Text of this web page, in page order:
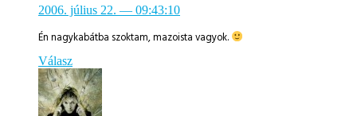
2006. július 22. — 09:43:10
Én nagykabátba szoktam, mazoista vagyok.
Válasz